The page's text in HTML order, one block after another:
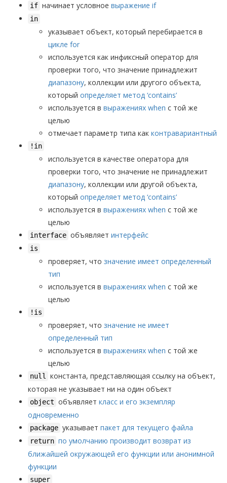
if начинает условное выражение if
in
указывает объект, который перебирается в
цикле for
используется как инфиксный оператор для
проверки того, что значение принадлежит
диапазону, коллекции или другого объекта,
который определяет метод ‘contains’
используется в выражениях when с той же
целью
отмечает параметр типа как контравариантный
!in
используется в качестве оператора для
проверки того, что значение не принадлежит
диапазону, коллекции или другой объекта,
который определяет метод ‘contains’
используется в выражениях when с той же
целью
interface объявляет интерфейс
is
проверяет, что значение имеет определенный
тип
используется в выражениях when с той же
целью
!is
проверяет, что значение не имеет
определенный тип
используется в выражениях when с той же
целью
null
константа, представляющая ссылку на объект,
которая не указывает ни на один объект
object объявляет класс и его экземпляр
одновременно
package указывает пакет для текущего файла
return по умолчанию производит возврат из
ближайшей окружающей его функции или анонимной
функции
super